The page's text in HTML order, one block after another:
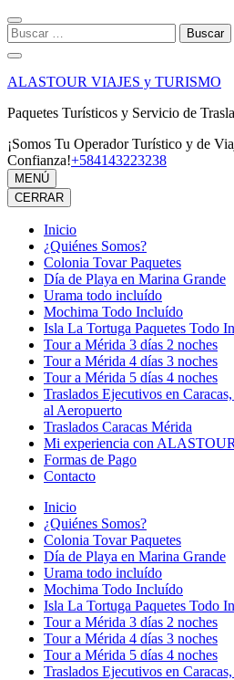
Saltar
al
contenido
(presiona
la
Intro)
Buscar:
ALASTOUR VIAJES y TURISMO
Paquetes Turísticos y Servicio de
¡Somos Tu Operador Turístico y de
Confianza!+584143223238
MENÚ
CERRAR
Inicio
¿Quiénes Somos?
Colonia Tovar Paquetes
Día de Playa en Marina Grande
Urama todo incluído
Mochima Todo Incluído
Isla La Tortuga Paquetes Todo
Tour a Mérida 3 días 2 noches
Tour a Mérida 4 días 3 noches
Tour a Mérida 5 días 4 noches
Traslados Ejecutivos en
al Aeropuerto
Traslados Caracas Mérida
Mi experiencia con ALASTOUR
Formas de Pago
Contacto
Inicio
¿Quiénes Somos?
Colonia Tovar Paquetes
Día de Playa en Marina Grande
Urama todo incluído
Mochima Todo Incluído
Isla La Tortuga Paquetes Todo
Tour a Mérida 3 días 2 noches
Tour a Mérida 4 días 3 noches
Tour a Mérida 5 días 4 noches
Traslados Ejecutivos en